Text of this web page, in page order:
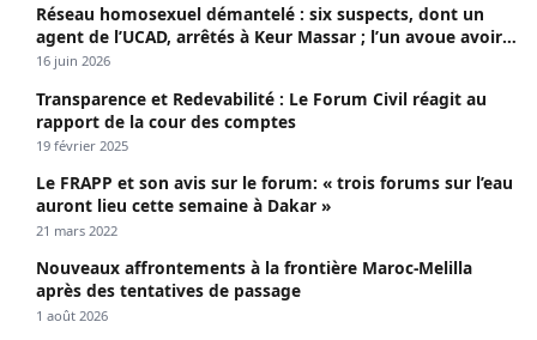
Réseau homosexuel démantelé : six suspects, dont un
agent de l’UCAD, arrêtés à Keur Massar ; l’un avoue avoir
propagé le VIH depuis 2018
16 juin 2026
Transparence et Redevabilité : Le Forum Civil réagit au
rapport de la cour des comptes
19 février 2025
Le FRAPP et son avis sur le forum: « trois forums sur l’eau
auront lieu cette semaine à Dakar »
21 mars 2022
Nouveaux affrontements à la frontière Maroc-Melilla
après des tentatives de passage
1 août 2026